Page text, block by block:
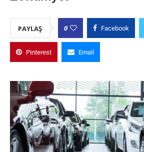
PAYLAŞ 0 Facebook
Pinterest Email